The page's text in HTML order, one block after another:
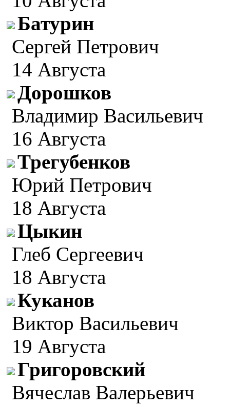
Батурин
Сергей Петрович
14 Августа
Дорошков
Владимир Васильевич
16 Августа
Трегубенков
Юрий Петрович
18 Августа
Цыкин
Глеб Сергеевич
18 Августа
Куканов
Виктор Васильевич
19 Августа
Григоровский
Вячеслав Валерьевич